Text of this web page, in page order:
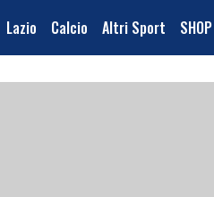
Lazio Calcio Altri Sport